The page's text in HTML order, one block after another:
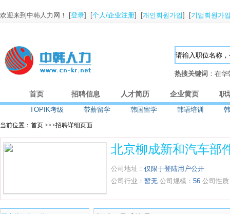
欢迎来到中韩人力网！ [登录] [个人/企业注册] [개인회원가입] [기업회원가
热搜关键词 ：在
首页 招聘信息 人才简历 企业黄页 职
TOPIK考级 带薪留学 韩国留学 韩语培训
当前位置：首页 >>>招聘详细页面
北京柳成新和汽车部
公司地址： 仅限于登陆用户公开
公司行业： 暂无 公司规模： 56 公司性